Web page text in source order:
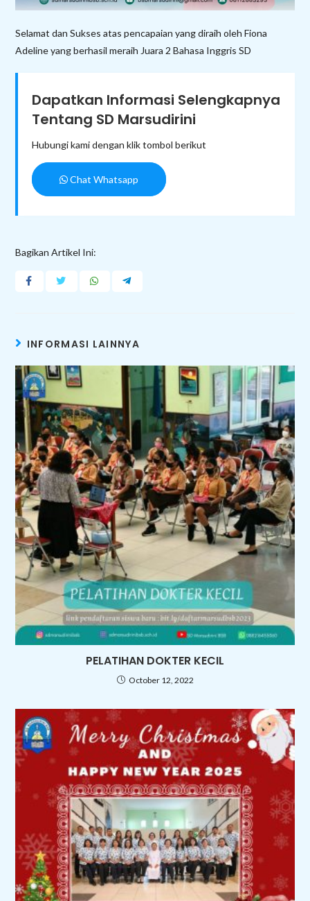
Selamat dan Sukses atas pencapaian yang diraih oleh Fiona
Adeline yang berhasil meraih Juara 2 Bahasa Inggris SD
Dapatkan Informasi Selengkapnya
Tentang SD Marsudirini
Hubungi kami dengan klik tombol berikut
Chat Whatsapp
Bagikan Artikel Ini:
INFORMASI LAINNYA
PELATIHAN DOKTER KECIL
October 12, 2022